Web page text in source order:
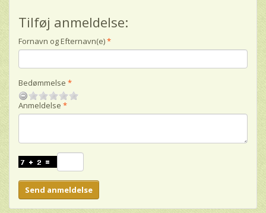
Tilføj anmeldelse:
Fornavn og Efternavn(e)
Bedømmelse
Anmeldelse
Send anmeldelse